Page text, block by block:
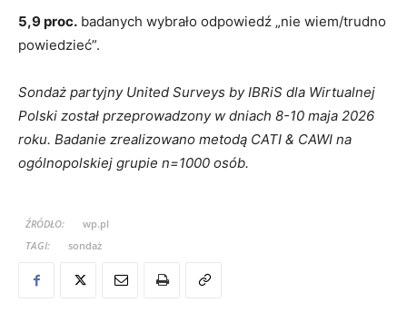
5,9 proc. badanych wybrało odpowiedź „nie wiem/trudno
powiedzieć”.
Sondaż partyjny United Surveys by IBRiS dla Wirtualnej
Polski został przeprowadzony w dniach 8-10 maja 2026
roku. Badanie zrealizowano metodą CATI & CAWI na
ogólnopolskiej grupie n=1000 osób.
ŹRÓDŁO:
wp.pl
TAGI:
sondaż